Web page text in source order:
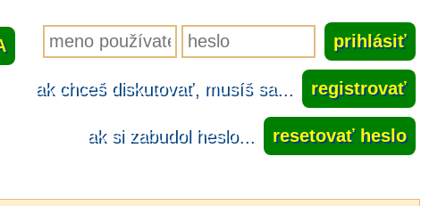
ak chceš diskutovať, musíš sa... registrovať
ak si zabudol heslo... resetovať heslo